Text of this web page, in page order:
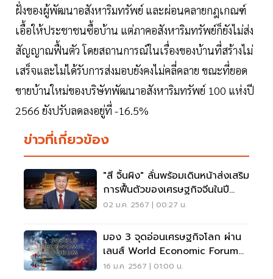
ฝั่งของผู้พัฒนาอสังหาริมทรัพย์ และผ่อนคลายกฎเกณฑ์
เอื้อให้ประชาชนซื้อบ้าน แต่ภาคอสังหาริมทรัพย์ก็ยังไม่ส่ง
สัญญาณฟื้นตัว โดยสถานการณ์ในเรื่องของบ้านที่สร้างไม่
เสร็จและไม่ได้รับการส่งมอบยังคงไม่คลี่คลาย ขณะที่ยอด
ขายบ้านใหม่ของบริษัทพัฒนาอสังหาริมทรัพย์ 100 แห่งปี
2566 ยังปรับลดลงอยู่ที่ -16.5%
ข่าวที่เกี่ยวข้อง
"สี จิ้นผิง" ลั่นพร้อมเดินหน้าส่งเสริม
การฟื้นตัวของเศรษฐกิจจีนในปี
มังกร
02 ม.ค. 2567 | 00:27 น.
มอง 3 จุดอ่อนเศรษฐกิจโลก ผ่าน
เลนส์ World Economic Forum
2024
16 ม.ค. 2567 | 01:00 น.